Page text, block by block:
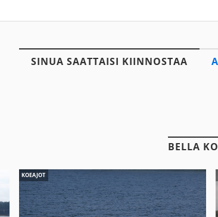
SINUA SAATTAISI KIINNOSTAA
BELLA
KOEAJOT